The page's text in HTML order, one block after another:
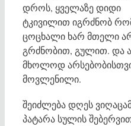
დროს, ყველაზე დიდი
ტკივილით იგრძნობ
ცოცხალი ხარ მთელი
გრძნობით, გულით. და
მხოლოდ
მოვლენილი.
შეიძლება დღეს
პატარა სულის